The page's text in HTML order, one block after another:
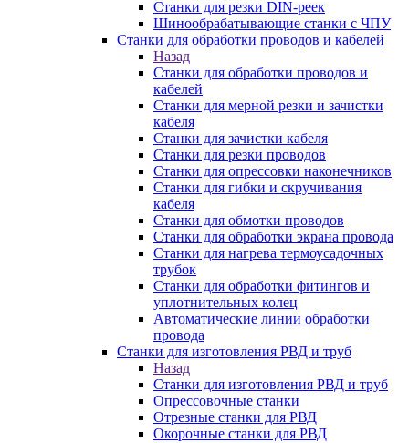
Станки для резки DIN-реек
Шинообрабатывающие станки с ЧПУ
Станки для обработки проводов и кабелей
Назад
Станки для обработки проводов и
кабелей
Станки для мерной резки и зачистки
кабеля
Станки для зачистки кабеля
Станки для резки проводов
Станки для опрессовки наконечников
Станки для гибки и скручивания
кабеля
Станки для обмотки проводов
Станки для обработки экрана провода
Станки для нагрева термоусадочных
трубок
Станки для обработки фитингов и
уплотнительных колец
Автоматические линии обработки
провода
Станки для изготовления РВД и труб
Назад
Станки для изготовления РВД и труб
Опрессовочные станки
Отрезные станки для РВД
Окорочные станки для РВД